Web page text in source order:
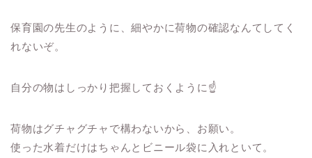
保育園の先生のように、細やかに荷物の確認なんてしてく
れないぞ。
自分の物はしっかり把握しておくように☝
荷物はグチャグチャで構わないから、お願い。
使った水着だけはちゃんとビニール袋に入れといて。